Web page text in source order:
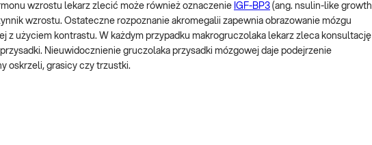
wzrostu lekarz zlecić może również oznaczenie IGF-BP3 (ang. nsulin-like growth
wzrostu. Ostateczne rozpoznanie akromegalii zapewnia obrazowanie mózgu
użyciem kontrastu. W każdym przypadku makrogruczolaka lekarz zleca konsultację
Nieuwidocznienie gruczolaka przysadki mózgowej daje podejrzenie
oskrzeli, grasicy czy trzustki.